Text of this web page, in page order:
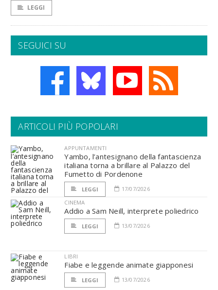
LEGGI
SEGUICI SU
ARTICOLI PIÙ POPOLARI
APPUNTAMENTI
Yambo, l’antesignano della fantascienza
italiana torna a brillare al Palazzo del
Fumetto di Pordenone
LEGGI
17/07/2026
CINEMA
Addio a Sam Neill, interprete poliedrico
LEGGI 13/07/2026
LIBRI
Fiabe e leggende animate giapponesi
LEGGI 13/07/2026